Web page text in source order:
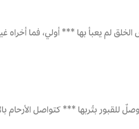
لم يعبأ بها *** أولي، فما أخراه
للقبور بتُربها *** كتواصل الأرحام